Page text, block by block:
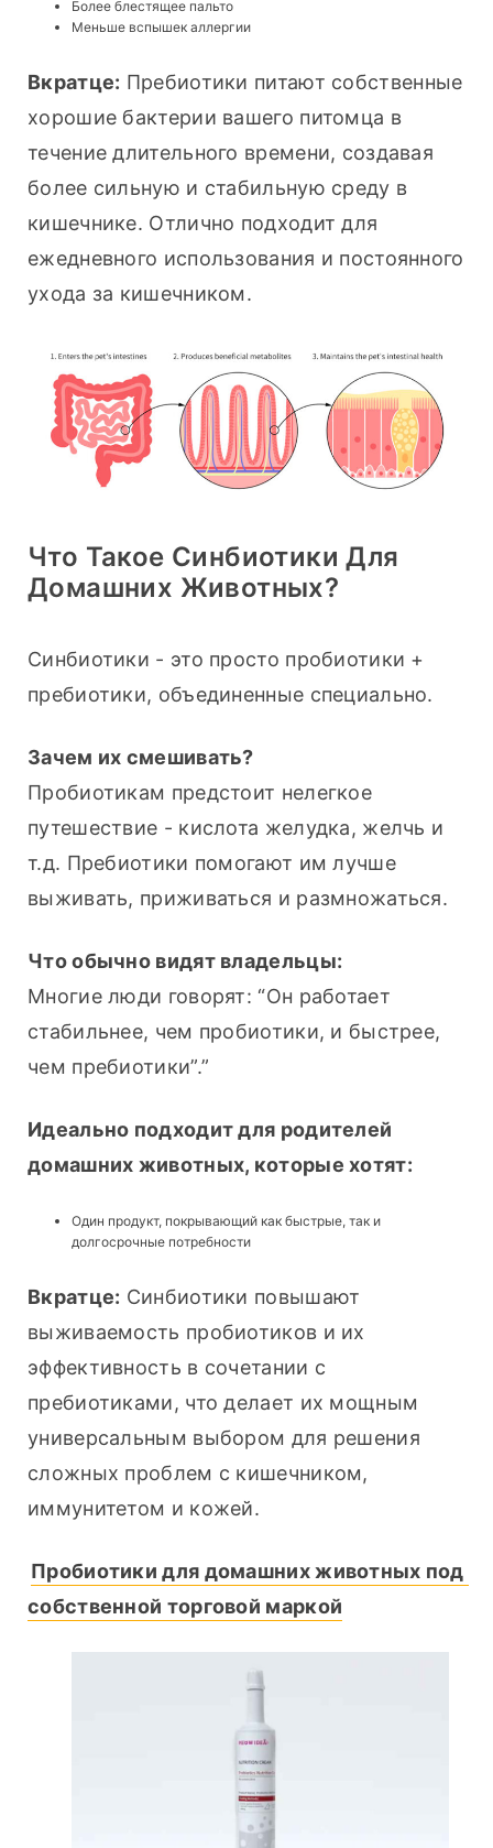
Более блестящее пальто
Меньше вспышек аллергии
Вкратце: Пребиотики питают собственные
хорошие бактерии вашего питомца в
течение длительного времени, создавая
более сильную и стабильную среду в
кишечнике. Отлично подходит для
ежедневного использования и постоянного
ухода за кишечником.
Что Такое Синбиотики Для
Домашних Животных?
Синбиотики - это просто пробиотики +
пребиотики, объединенные специально.
Зачем их смешивать?
Пробиотикам предстоит нелегкое
путешествие - кислота желудка, желчь и
т.д. Пребиотики помогают им лучше
выживать, приживаться и размножаться.
Что обычно видят владельцы:
Многие люди говорят: “Он работает
стабильнее, чем пробиотики, и быстрее,
чем пребиотики”.”
Идеально подходит для родителей
домашних животных, которые хотят:
Один продукт, покрывающий как быстрые, так и
долгосрочные потребности
Вкратце: Синбиотики повышают
выживаемость пробиотиков и их
эффективность в сочетании с
пребиотиками, что делает их мощным
универсальным выбором для решения
сложных проблем с кишечником,
иммунитетом и кожей.
Пробиотики для домашних животных под
собственной торговой маркой